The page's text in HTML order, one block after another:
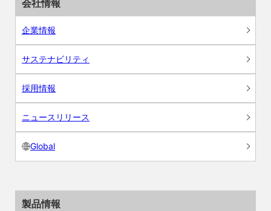
会社情報
企業情報
サステナビリティ
採用情報
ニュースリリース
Global
製品情報